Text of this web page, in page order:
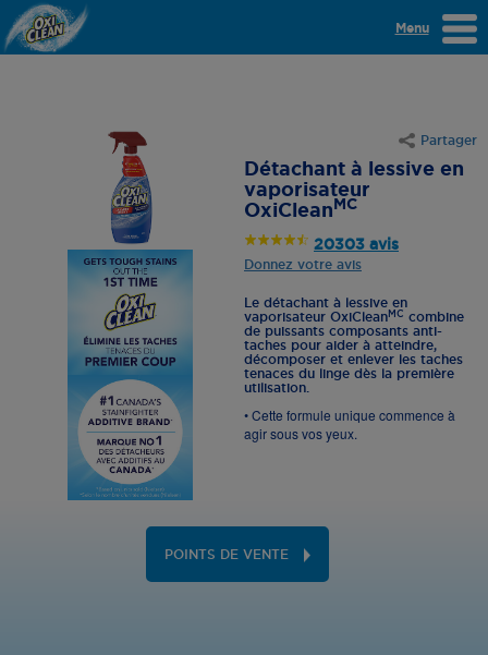
Menu
Partager
Détachant à lessive en
vaporisateur
OxiCleanMC
20303 avis
Donnez votre avis
Le détachant à lessive en
vaporisateur OxiClean MC combine
de puissants composants anti-
taches pour aider à atteindre,
décomposer et enlever les taches
tenaces du linge dès la première
utilisation.
• Cette formule unique commence à
agir sous vos yeux.
POINTS DE VENTE